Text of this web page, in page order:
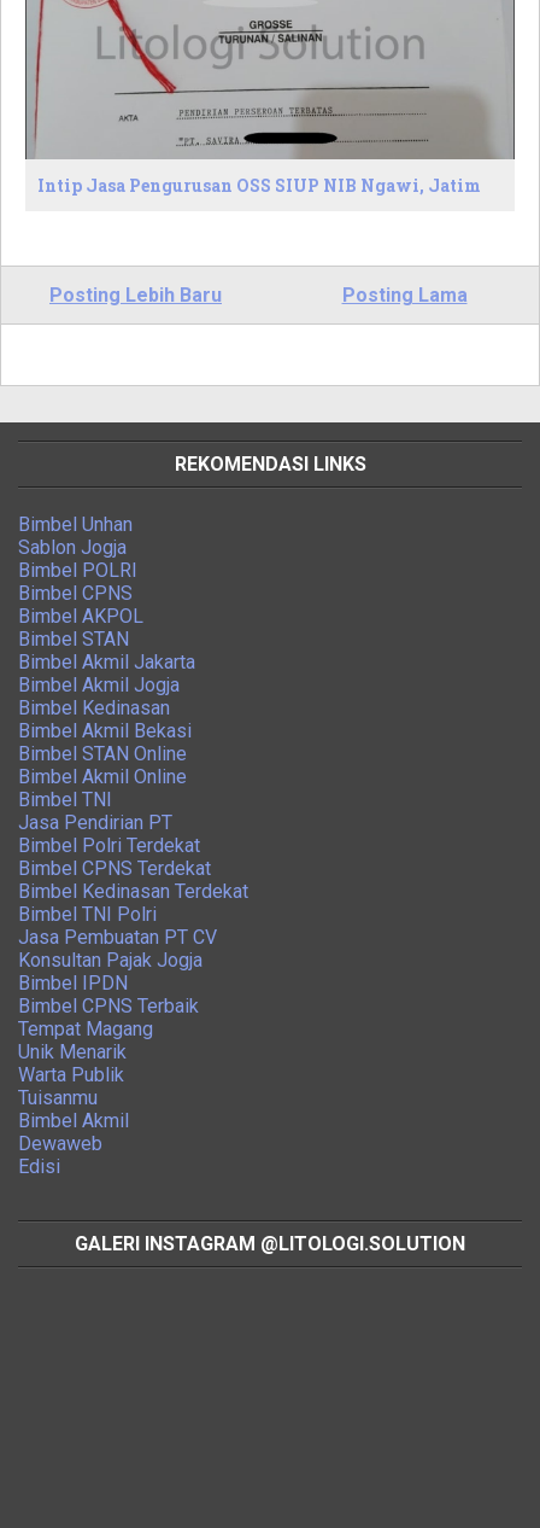
Intip Jasa Pengurusan OSS SIUP NIB Ngawi, Jatim
Posting Lebih Baru Posting Lama
REKOMENDASI LINKS
Bimbel Unhan
Sablon Jogja
Bimbel POLRI
Bimbel CPNS
Bimbel AKPOL
Bimbel STAN
Bimbel Akmil Jakarta
Bimbel Akmil Jogja
Bimbel Kedinasan
Bimbel Akmil Bekasi
Bimbel STAN Online
Bimbel Akmil Online
Bimbel TNI
Jasa Pendirian PT
Bimbel Polri Terdekat
Bimbel CPNS Terdekat
Bimbel Kedinasan Terdekat
Bimbel TNI Polri
Jasa Pembuatan PT CV
Konsultan Pajak Jogja
Bimbel IPDN
Bimbel CPNS Terbaik
Tempat Magang
Unik Menarik
Warta Publik
Tuisanmu
Bimbel Akmil
Dewaweb
Edisi
GALERI INSTAGRAM @LITOLOGI.SOLUTION